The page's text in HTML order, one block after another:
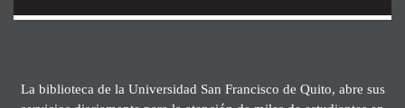
La biblioteca de la Universidad San Francisco de Quito, abre sus